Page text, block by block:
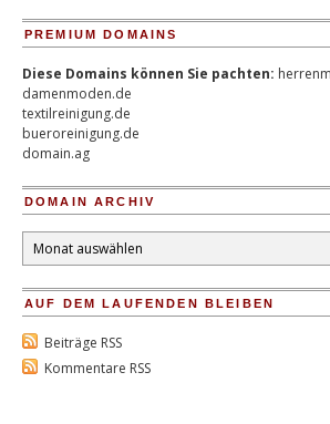
PREMIUM DOMAINS
Diese Domains können Sie pachten:
damenmoden.de
textilreinigung.de
bueroreinigung.de
domain.ag
DOMAIN ARCHIV
Domain
Archiv
AUF DEM LAUFENDEN BLEIBEN
Beiträge RSS
Kommentare RSS